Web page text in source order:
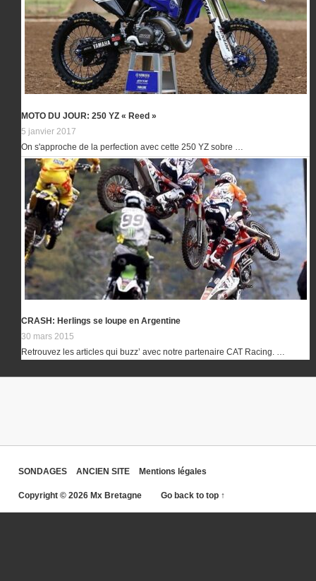
MOTO DU JOUR: 250 YZ « Reed »
5 janvier 2017
On s'approche de la perfection avec cette 250 YZ sobre …
CRASH: Herlings se loupe en Argentine
30 mars 2015
Retrouvez les articles qui buzz’ avec notre partenaire CAT Racing. …
SONDAGES ANCIEN SITE Mentions légales
Copyright © 2026 Mx Bretagne Go back to top ↑